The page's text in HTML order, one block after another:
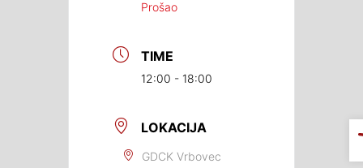
Prošao
TIME
12:00 - 18:00
LOKACIJA
GDCK Vrbovec